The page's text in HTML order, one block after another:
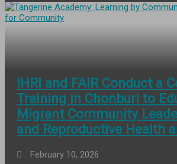
IHRI and FAIR Conduct a
Training in Chonburi to
Migrant Community
and Reproductive Health
February 10, 2026